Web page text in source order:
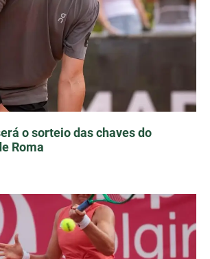
o sorteio das chaves do
Roma